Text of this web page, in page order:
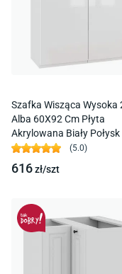
Szafka Wisząca Wysoka
Alba 60X92 Cm Płyta
Akrylowana Biały
Domyk Blum
(5.0)
616zł/szt